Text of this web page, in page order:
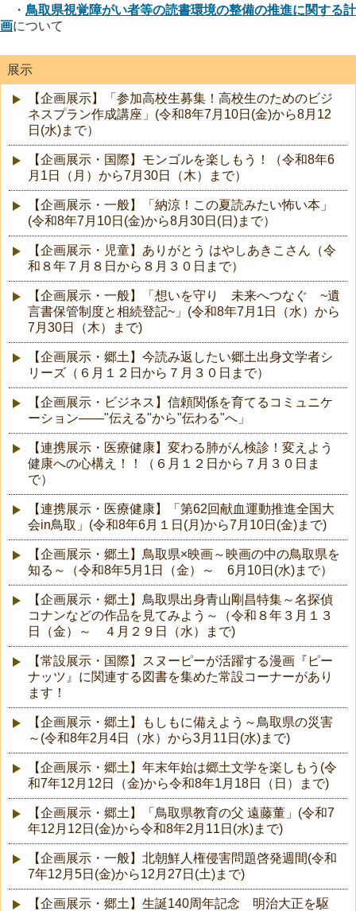
・ 鳥取県視覚障がい者等の読書環境の整備の推進に関する計
画について
展示
【企画展示】「参加高校生募集！高校生のためのビジ
ネスプラン作成講座」(令和8年7月10日(金)から8月12
日(水)まで）
【企画展示・国際】モンゴルを楽しもう！（令和8年6
月1日（月）から7月30日（木）まで）
【企画展示・一般】「納涼！この夏読みたい怖い本」
(令和8年7月10日(金)から8月30日(日)まで）
【企画展示・児童】ありがとう はやしあきこさん（令
和８年７月８日から８月３０日まで）
【企画展示・一般】「想いを守り 未来へつなぐ ~遺
言書保管制度と相続登記~」(令和8年7月1日（水）から
7月30日（木）まで)
【企画展示・郷土】今読み返したい郷土出身文学者シ
リーズ（６月１２日から７月３０日まで）
【企画展示・ビジネス】信頼関係を育てるコミュニケ
ーション――"伝える"から"伝わる"へ」
【連携展示・医療健康】変わる肺がん検診！変えよう
健康への心構え！！（６月１２日から７月３０日ま
で）
【連携展示・医療健康】「第62回献血運動推進全国大
会in鳥取」(令和8年6月１日(月)から7月10日(金)まで)
【企画展示・郷土】鳥取県×映画～映画の中の鳥取県を
知る～（令和8年5月1日（金）～ 6月10日(水)まで）
【企画展示・郷土】鳥取県出身青山剛昌特集～名探偵
コナンなどの作品を見てみよう～（令和８年３月１３
日（金）～ ４月２９日（水）まで)
【常設展示・国際】スヌーピーが活躍する漫画『ピー
ナッツ』に関連する図書を集めた常設コーナーがあり
ます！
【企画展示・郷土】もしもに備えよう～鳥取県の災害
～(令和8年2月4日（水）から3月11日(水)まで)
【企画展示・郷土】年末年始は郷土文学を楽しもう(令
和7年12月12日（金)から令和8年1月18日（日）まで)
【企画展示・郷土】「鳥取県教育の父 遠藤董」(令和7
年12月12日(金)から令和8年2月11日(水)まで)
【企画展示・一般】北朝鮮人権侵害問題啓発週間(令和
7年12月5日(金)から12月27日(土)まで)
【企画展示・郷土】生誕140周年記念 明治大正を駆